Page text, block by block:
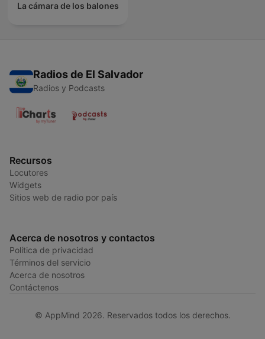
La cámara de los balones
Radios de El Salvador
Radios y Podcasts
Recursos
Locutores
Widgets
Sitios web de radio por país
Acerca de nosotros y contactos
Política de privacidad
Términos del servicio
Acerca de nosotros
Contáctenos
© AppMind 2026. Reservados todos los derechos.